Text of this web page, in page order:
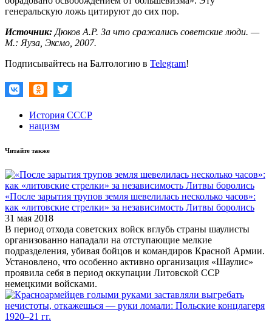
генеральскую ложь цитируют до сих пор.
Источник: Дюков А.Р. За что сражались советские люди. —
М.: Яуза, Эксмо, 2007.
Подписывайтесь на Балтологию в Telegram!
История СССР
нацизм
Читайте также
«После зарытия трупов земля шевелилась несколько часов»:
как «литовские стрелки» за независимость Литвы боролись
31 мая 2018
В период отхода советских войск вглубь страны шаулисты
организованно нападали на отступающие мелкие
подразделения, убивая бойцов и командиров Красной Армии.
Установлено, что особенно активно организация «Шаулис»
проявила себя в период оккупации Литовской ССР
немецкими войсками.